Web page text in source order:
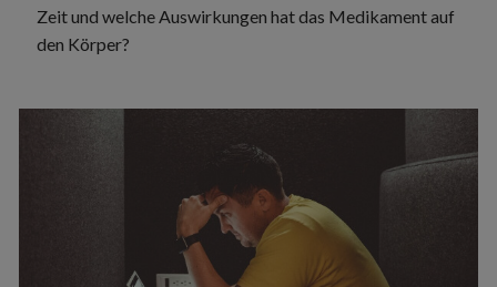
Zeit und welche Auswirkungen hat das Medikament auf
den Körper?